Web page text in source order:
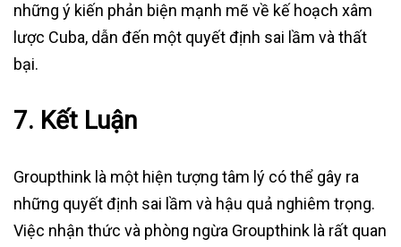
những ý kiến phản biện mạnh mẽ về kế hoạch xâm
lược Cuba, dẫn đến một quyết định sai lầm và thất
bại.
7. Kết Luận
Groupthink là một hiện tượng tâm lý có thể gây ra
những quyết định sai lầm và hậu quả nghiêm trọng.
Việc nhận thức và phòng ngừa Groupthink là rất quan